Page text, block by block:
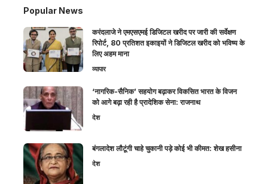
Popular News
करंदलाजे ने एमएसएमई डिजिटल खरीद पर जारी की सर्वेक्षण
रिपोर्ट, 80 प्रतिशत इकाइयों ने डिजिटल खरीद को भविष्य के
लिए अहम माना
व्यापार
‘नागरिक-सैनिक’ सहयोग बढ़ाकर विकसित भारत के विजन
को आगे बढ़ा रही है प्रादेशिक सेना: राजनाथ
देश
बंगलादेश लौटूंगी चाहे चुकानी पड़े कोई भी कीमत: शेख हसीना
देश